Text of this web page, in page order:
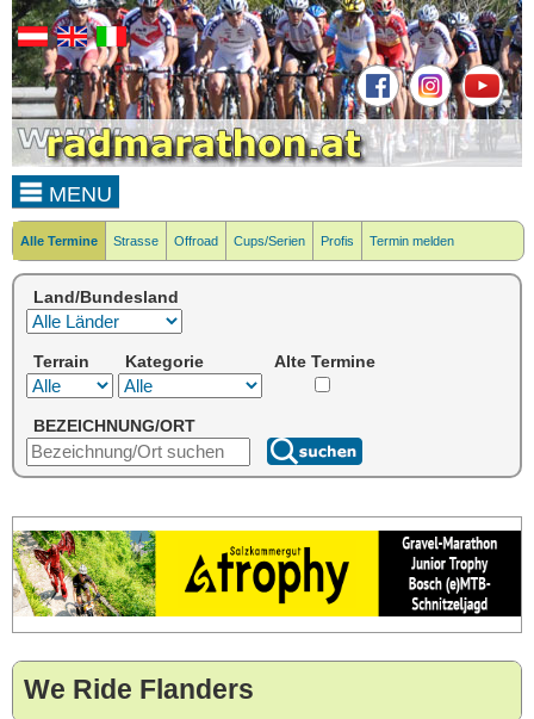
MENU
Alle Termine Strasse Offroad Cups/Serien Profis Termin melden
Land/Bundesland
Terrain Kategorie Alte Termine
BEZEICHNUNG/ORT
We Ride Flanders